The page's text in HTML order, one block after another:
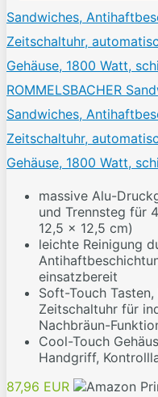
ROMMELSBACHER
Sandwiches,
Zeitschaltuhr,
Gehäuse, 1800 Watt,
massive Alu-
und Trennsteg für
12,5 x 12,5 cm)
leichte Reinigung
einsatzbereit
Soft-Touch
Zeitschaltuhr für
Nachbräun-
Cool-Touch
Handgriff,
87,96 EUR